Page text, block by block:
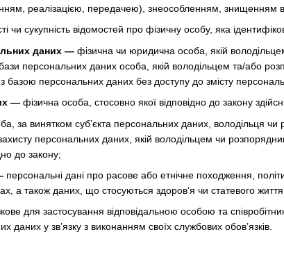
реалізацією, передачею), знеособленням, знищенням
чи сукупність відомостей про фізичну особу, яка
даних — фізична чи юридична особа, якій
персональних даних особа, якій володільцем та/або
з базою персональних даних без доступу до змісту
— фізична особа, стосовно якої відповідно до закону
за винятком суб’єкта персональних даних, володільця
персональних даних, якій володільцем чи
до закону;
персональні дані про расове або етнічне походження,
а також даних, що стосуються здоров’я чи статевого життя.
для застосування відповідальною особою та
даних у зв’язку з виконанням своїх службових обов’язків.